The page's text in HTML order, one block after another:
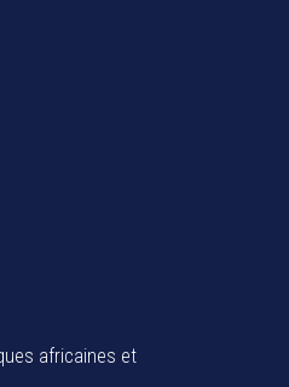
africaines et